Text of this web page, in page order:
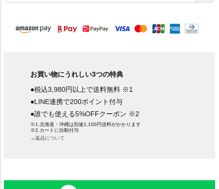
須
お買い物にうれしい3つの特典
●税込3,980円以上で送料無料 ※1
●LINE連携で200ポイント付与
●誰でも使える5%OFFクーポン ※2
※1.北海道・沖縄は別途1,100円送料がかかります
※2.カートに自動付与
→返品について